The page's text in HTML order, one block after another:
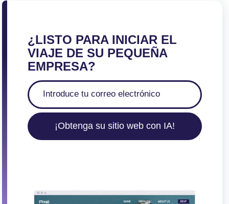
¿LISTO PARA INICIAR EL
VIAJE DE SU PEQUEÑA
EMPRESA?
¡Obtenga su sitio web con IA!